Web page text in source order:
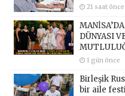
21 saat önce
DÜNYASI
1 gün önce
Birleşik
bir aile